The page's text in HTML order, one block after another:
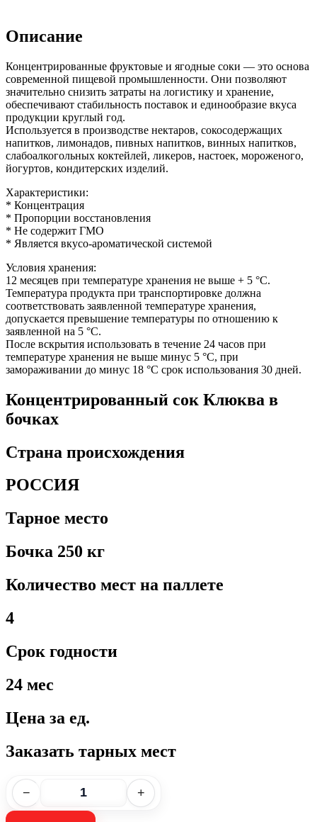
Описание
Концентрированные фруктовые и ягодные соки — это основа
современной пищевой промышленности. Они позволяют
значительно снизить затраты на логистику и хранение,
обеспечивают стабильность поставок и единообразие вкуса
продукции круглый год.
Используется в производстве нектаров, сокосодержащих
напитков, лимонадов, пивных напитков, винных напитков,
слабоалкогольных коктейлей, ликеров, настоек, мороженого,
йогуртов, кондитерских изделий.
Характеристики:
* Концентрация
* Пропорции восстановления
* Не содержит ГМО
* Является вкусо-ароматической системой
Условия хранения:
12 месяцев при температуре хранения не выше + 5 °C.
Температура продукта при транспортировке должна
соответствовать заявленной температуре хранения,
допускается превышение температуры по отношению к
заявленной на 5 °C.
После вскрытия использовать в течение 24 часов при
температуре хранения не выше минус 5 °C, при
замораживании до минус 18 °C срок использования 30 дней.
Концентрированный сок Клюква в
бочках
Страна происхождения
РОССИЯ
Тарное место
Бочка 250 кг
Количество мест на паллете
4
Срок годности
24 мес
Цена за ед.
Заказать тарных мест
− +